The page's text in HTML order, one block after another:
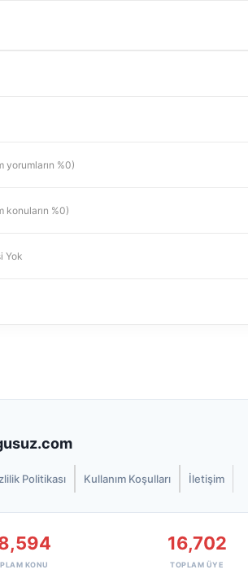
yorumların %0)
konuların %0)
Yok
Politikası Kullanım Koşulları İletişim
KONU
16,702
TOPLAM ÜYE